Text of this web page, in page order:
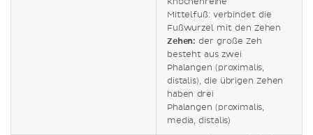
Mittelfuß: verbindet die
Fußwurzel mit den Zehen
Zehen: der große Zeh
besteht aus zwei
Phalangen (proximalis,
distalis), die übrigen Zehen
haben drei
Phalangen (proximalis,
media, distalis)